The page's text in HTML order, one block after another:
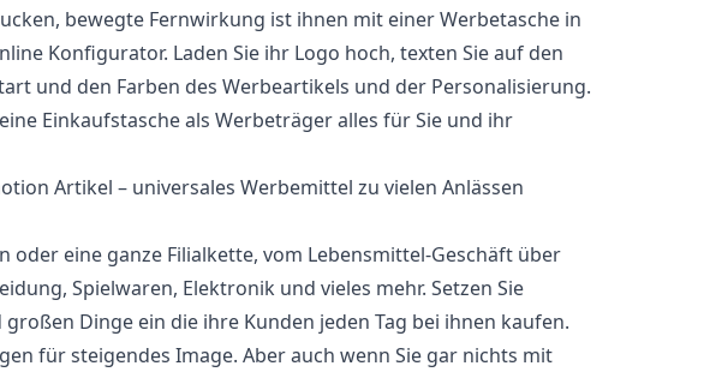
bewegte Fernwirkung ist ihnen mit einer Werbetasche in
Konfigurator. Laden Sie ihr Logo hoch, texten Sie auf den
und den Farben des Werbeartikels und der Personalisierung.
Einkaufstasche als Werbeträger alles für Sie und ihr
Artikel – universales Werbemittel zu vielen Anlässen
oder eine ganze Filialkette, vom Lebensmittel-Geschäft über
Spielwaren, Elektronik und vieles mehr. Setzen Sie
Dinge ein die ihre Kunden jeden Tag bei ihnen kaufen.
für steigendes Image. Aber auch wenn Sie gar nichts mit